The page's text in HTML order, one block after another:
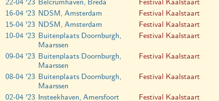
22-04 '23 Belcrumhaven, Breda
Festival Kaalstaart
16-04 '23 NDSM, Amsterdam
Festival Kaalstaart
15-04 '23 NDSM, Amsterdam
Festival Kaalstaart
10-04 '23 Buitenplaats Doornburgh,
Maarssen
Festival Kaalstaart
09-04 '23 Buitenplaats Doornburgh,
Maarssen
Festival Kaalstaart
08-04 '23 Buitenplaats Doornburgh,
Maarssen
Festival Kaalstaart
02-04 '23 Insteekhaven, Amersfoort Festival Kaalstaart